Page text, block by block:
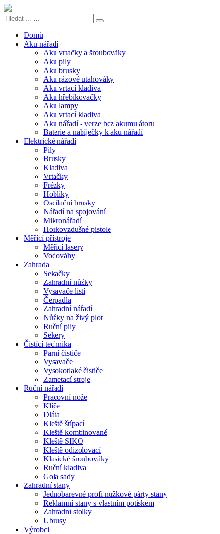
Hledat
Search
Domů
Aku nářadí
Aku vrtačky a šroubováky
Aku pily
Aku brusky
Aku rázové utahováky
Aku vrtací kladiva
Aku hřebíkovačky
Aku lampy
Aku vrtací kladiva
Aku nářadí - verze bez akumulátoru
Baterie a nabíječky k aku nářadí
Elektrické nářadí
Pily
Brusky
Kladiva
Vrtačky
Frézky
Hoblíky
Oscilační brusky
Nářadí na spojování
Mikronářadí
Horkovzdušné pistole
Měřící přístroje
Měřicí lasery
Vodováhy
Zahrada
Sekačky
Zahradní nůžky
Vysavače listí
Čerpadla
Zahradní nářadí
Nůžky na živý plot
Ruční pily
Sekery
Čistící technika
Parní čističe
Vysavače
Vysokotlaké čističe
Zametací stroje
Ruční nářadí
Pracovní nože
Klíče
Dláta
Kleště štípací
Kleště kombinované
Kleště SIKO
Kleště odizolovací
Klasické šroubováky
Ruční kladiva
Gola sady
Zahradní stany
Jednobarevné profi nůžkové párty stany
Reklamní stany s vlastním potiskem
Zahradní stolky
Ubrusy
Výrobci